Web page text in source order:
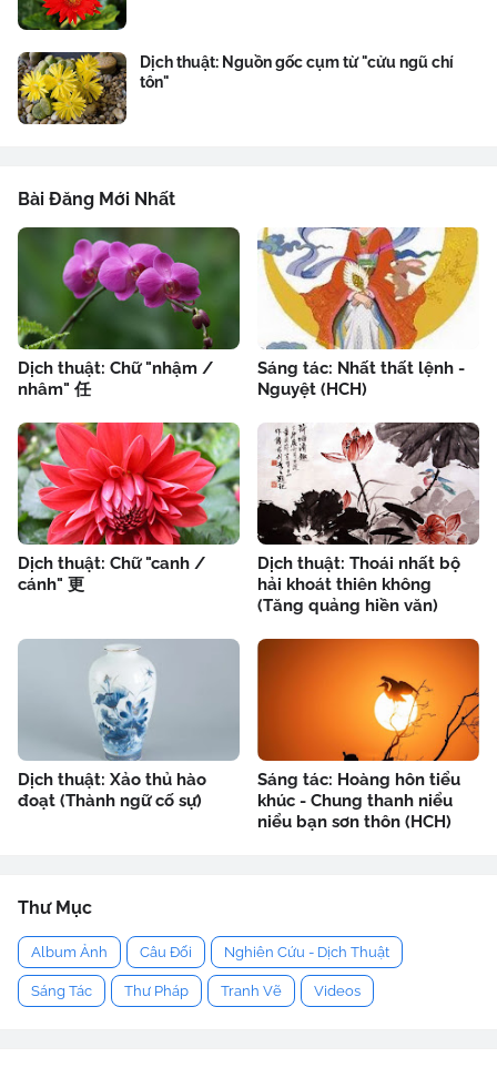
Dịch thuật: Nguồn gốc cụm từ "cửu ngũ chí
tôn"
Bài Đăng Mới Nhất
Dịch thuật: Chữ "nhậm /
nhâm" 任
Sáng tác: Nhất thất lệnh -
Nguyệt (HCH)
Dịch thuật: Chữ "canh /
cánh" 更
Dịch thuật: Thoái nhất bộ
hải khoát thiên không
(Tăng quảng hiền văn)
Dịch thuật: Xảo thủ hào
đoạt (Thành ngữ cố sự)
Sáng tác: Hoàng hôn tiểu
khúc - Chung thanh niểu
niểu bạn sơn thôn (HCH)
Thư Mục
Album Ảnh Câu Đối Nghiên Cứu - Dịch Thuật
Sáng Tác Thư Pháp Tranh Vẽ Videos